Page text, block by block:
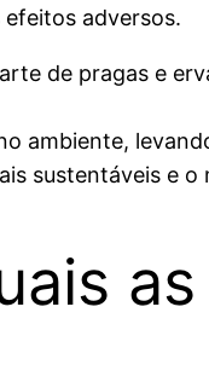
adversos.
de pragas e
ambiente,
sustentáveis e